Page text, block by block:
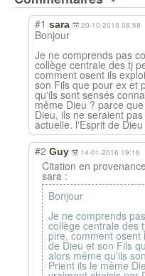
#1 sara 20-10-2015 08:58
Bonjour
Je ne comprends pas
collège centrale des tj
comment osent ils
son Fils que pour ex et
qu'ils sont sensés
même Dieu ? parce
Dieu, ils ne seraient
actuelle. l'Esprit de
#2 Guy 14-01-2016 19:16
Citation en
sara :
Bonjour
Je ne comprends
collège centrale des
pire, comment osent
de Dieu et son Fils
alors même qu'ils
Prient ils le même